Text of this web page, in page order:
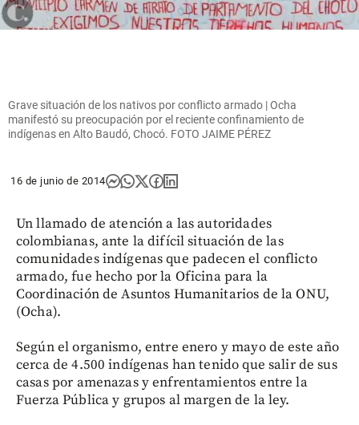
Grave situación de los nativos por conflicto armado | Ocha
manifestó su preocupación por el reciente confinamiento de
indígenas en Alto Baudó, Chocó. FOTO JAIME PÉREZ
16 de junio de 2014
Un llamado de atención a las autoridades
colombianas, ante la difícil situación de las
comunidades indígenas que padecen el conflicto
armado, fue hecho por la Oficina para la
Coordinación de Asuntos Humanitarios de la ONU,
(Ocha).
Según el organismo, entre enero y mayo de este año
cerca de 4.500 indígenas han tenido que salir de sus
casas por amenazas y enfrentamientos entre la
Fuerza Pública y grupos al margen de la ley.